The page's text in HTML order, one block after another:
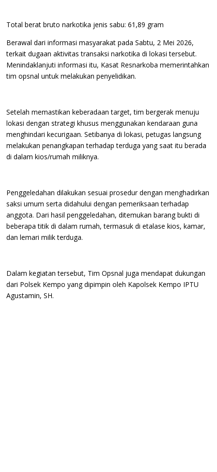
Total berat bruto narkotika jenis sabu: 61,89 gram
Berawal dari informasi masyarakat pada Sabtu, 2 Mei 2026,
terkait dugaan aktivitas transaksi narkotika di lokasi tersebut.
Menindaklanjuti informasi itu, Kasat Resnarkoba memerintahkan
tim opsnal untuk melakukan penyelidikan.
Setelah memastikan keberadaan target, tim bergerak menuju
lokasi dengan strategi khusus menggunakan kendaraan guna
menghindari kecurigaan. Setibanya di lokasi, petugas langsung
melakukan penangkapan terhadap terduga yang saat itu berada
di dalam kios/rumah miliknya.
Penggeledahan dilakukan sesuai prosedur dengan menghadirkan
saksi umum serta didahului dengan pemeriksaan terhadap
anggota. Dari hasil penggeledahan, ditemukan barang bukti di
beberapa titik di dalam rumah, termasuk di etalase kios, kamar,
dan lemari milik terduga.
Dalam kegiatan tersebut, Tim Opsnal juga mendapat dukungan
dari Polsek Kempo yang dipimpin oleh Kapolsek Kempo IPTU
Agustamin, SH.